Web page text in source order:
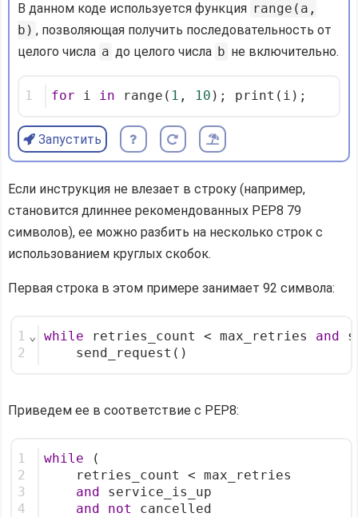
В данном коде используется функция range(a,
b) , позволяющая получить последовательность от
целого числа a до целого числа b не включительно.
1 for i in range( 1 , 10 ); print(i);
Запустить
Если инструкция не влезает в строку (например,
становится длиннее рекомендованных PEP8 79
символов), ее можно разбить на несколько строк с
использованием круглых скобок.
Первая строка в этом примере занимает 92 символа:
1
2
⌄ while retries_count < max_retries and
    send_request()
Приведем ее в соответствие с PEP8:
1
2
3
4
while (
    retries_count < max_retries
and
service_is_up
and
not
cancelled